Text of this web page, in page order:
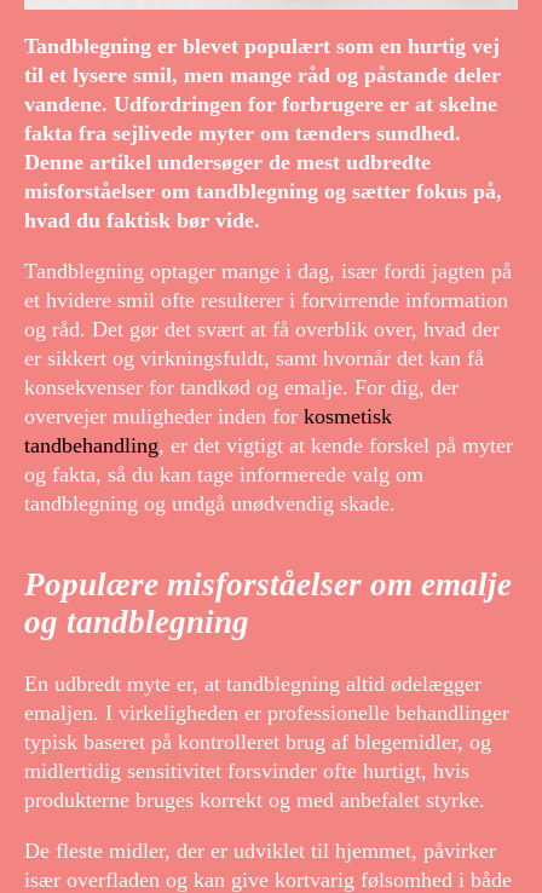
Tandblegning er blevet populært som en hurtig vej
til et lysere smil, men mange råd og påstande deler
vandene. Udfordringen for forbrugere er at skelne
fakta fra sejlivede myter om tænders sundhed.
Denne artikel undersøger de mest udbredte
misforståelser om tandblegning og sætter fokus på,
hvad du faktisk bør vide.
Tandblegning optager mange i dag, især fordi jagten på
et hvidere smil ofte resulterer i forvirrende information
og råd. Det gør det svært at få overblik over, hvad der
er sikkert og virkningsfuldt, samt hvornår det kan få
konsekvenser for tandkød og emalje. For dig, der
overvejer muligheder inden for kosmetisk
tandbehandling, er det vigtigt at kende forskel på myter
og fakta, så du kan tage informerede valg om
tandblegning og undgå unødvendig skade.
Populære misforståelser om emalje
og tandblegning
En udbredt myte er, at tandblegning altid ødelægger
emaljen. I virkeligheden er professionelle behandlinger
typisk baseret på kontrolleret brug af blegemidler, og
midlertidig sensitivitet forsvinder ofte hurtigt, hvis
produkterne bruges korrekt og med anbefalet styrke.
De fleste midler, der er udviklet til hjemmet, påvirker
især overfladen og kan give kortvarig følsomhed i både